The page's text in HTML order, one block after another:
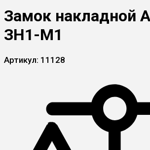
Замок накладной
ЗН1-М1
Артикул: 11128